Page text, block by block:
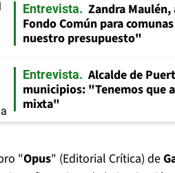
Entrevista
Zandra
Fondo Común para
nuestro presupuesto"
Entrevista
Alcalde de
municipios: "Tenemos que
mixta"
"Opus" (Editorial Crítica) de